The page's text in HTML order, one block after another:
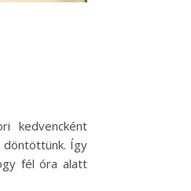
kedvencként
Így
fél óra alatt